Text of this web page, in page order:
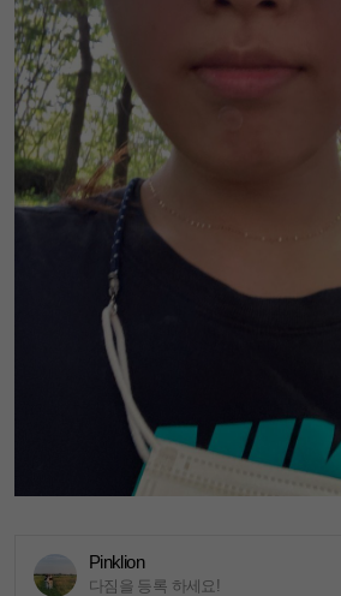
Pinklion
다짐을 등록 하세요!